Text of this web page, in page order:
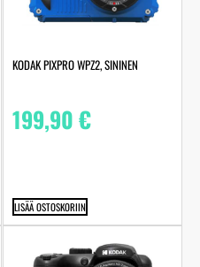
KODAK PIXPRO WPZ2, SININEN
199,90€
LISÄÄ OSTOSKORIIN